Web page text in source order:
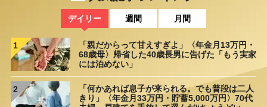
デイリー 週間 月間
1
「親だからって甘えすぎよ」〈年金月13万円・
68歳母〉帰省した40歳長男に告げた「もう実家
には泊めない」
2
「何かあれば息子が来られる。でも普段は二人
きり」〈年金月33万円・貯蓄5,000万円〉70代